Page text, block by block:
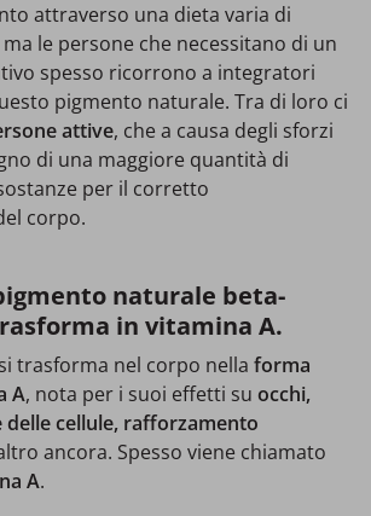
attraverso una dieta varia di
le persone che necessitano di un
spesso ricorrono a integratori
pigmento naturale. Tra di loro ci
attive, che a causa degli sforzi
di una maggiore quantità di
per il corretto
corpo.
naturale beta-
in vitamina A.
si trasforma nel corpo nella forma
A, nota per i suoi effetti su occhi,
delle cellule, rafforzamento
ancora. Spesso viene chiamato
A.